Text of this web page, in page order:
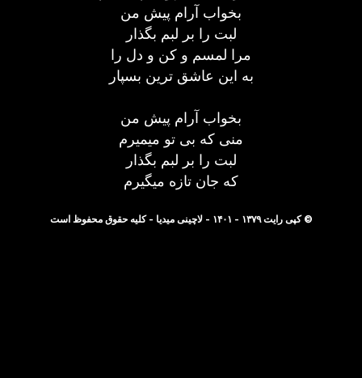
بخواب آرام پیش من
لبت را بر لبم بگذار
مرا لمسم و کن و دل را
به این عاشق ترین بسپار
بخواب آرام پیش من
منی که بی تو میمیرم
لبت را بر لبم بگذار
که جان تازه میگیرم
© کپی رایت ۱۳۷۹ - ۱۴۰۱ - لاچینی میدیا - کلیه حقوق محفوظ است